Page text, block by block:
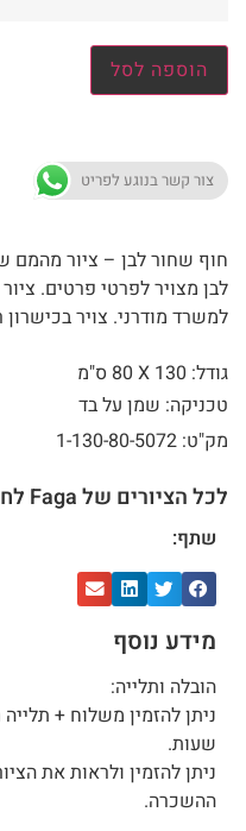
הוספה לסל
צור קשר בנוגע לפריט
לבן מצויר לפרטי פרטים.
למשרד מודרני. צויר
גודל: 130 X
80 ס"מ
טכניקה: שמן על בד
מק"ט: 1-130-80-5072
לכל הציורים של Faga לחצו כאן
שתף:
מידע נוסף
הובלה ותלייה:
שעות.
ניתן להזמין ולראות את
ההשכרה.